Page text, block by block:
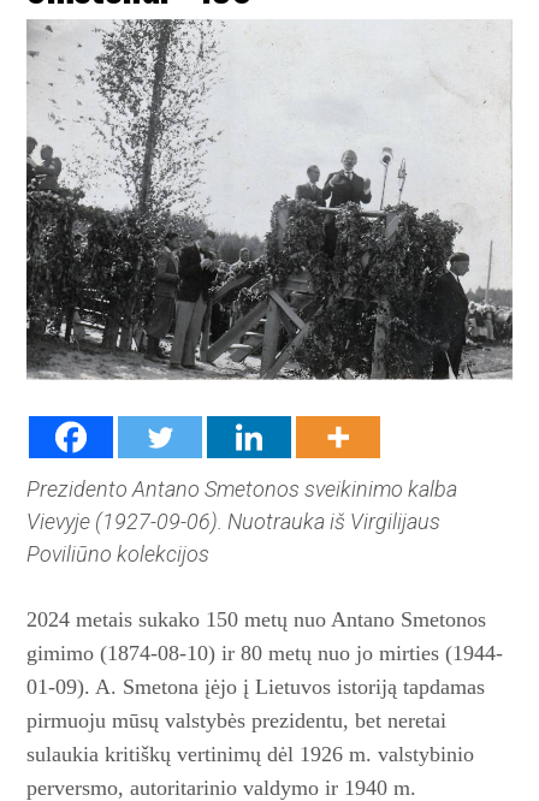
Prezidento Antano Smetonos sveikinimo kalba
Vievyje (1927-09-06). Nuotrauka iš Virgilijaus
Poviliūno kolekcijos
2024 metais sukako 150 metų nuo Antano Smetonos
gimimo (1874-08-10) ir 80 metų nuo jo mirties (1944-
01-09). A. Smetona įėjo į Lietuvos istoriją tapdamas
pirmuoju mūsų valstybės prezidentu, bet neretai
sulaukia kritiškų vertinimų dėl 1926 m. valstybinio
perversmo, autoritarinio valdymo ir 1940 m.